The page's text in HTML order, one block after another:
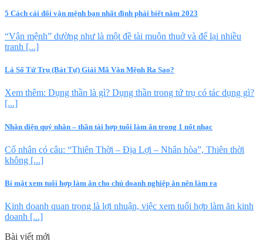
5 Cách cải đổi vận mệnh bạn nhất định phải biết năm 2023
“Vận mệnh” dường như là một đề tài muôn thuở và để lại nhiều
tranh [...]
Lá Số Tứ Trụ (Bát Tự) Giải Mã Vận Mệnh Ra Sao?
Xem thêm: Dụng thần là gì? Dụng thần trong tứ trụ có tác dụng gì?
[...]
Nhận diện quý nhân – thần tài hợp tuổi làm ăn trong 1 nốt nhạc
Cổ nhân có câu: “Thiên Thời – Địa Lợi – Nhân hòa”, Thiên thời
không [...]
Bí mật xem tuổi hợp làm ăn cho chủ doanh nghiệp ăn nên làm ra
Kinh doanh quan trọng là lợi nhuận, việc xem tuổi hợp làm ăn kinh
doanh [...]
Bài viết mới